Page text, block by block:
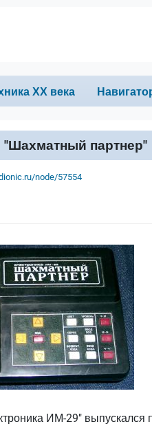
ХХ века
партнер"
node/57554
ИМ-29" выпускался